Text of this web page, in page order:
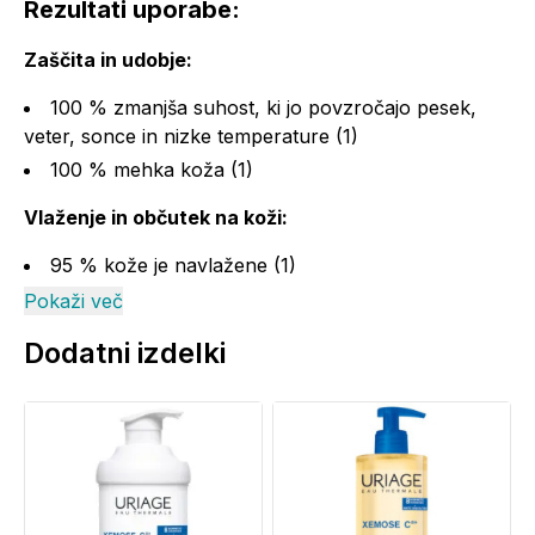
Rezultati uporabe:
Zaščita in udobje:
100 % zmanjša suhost, ki jo povzročajo pesek,
veter, sonce in nizke temperature (1)
100 % mehka koža (1)
Vlaženje in občutek na koži:
95 % kože je navlažene (1)
76 % se na koži ne počuti kot da bi bila brez
zadovoljstva.
Uporaba:
Pred izpostavljanjem nanesite obilno količino izdelka
Pokaži več
Dodatni izdelki